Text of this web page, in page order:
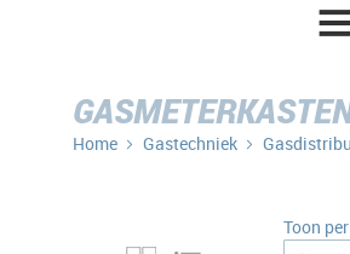
Home Gastechniek
Toon